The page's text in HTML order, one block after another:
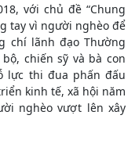
với chủ đề “Chung
tay vì người nghèo để
chí lãnh đạo Thường
chiến sỹ và bà con
lực thi đua phấn đấu
kinh tế, xã hội năm
nghèo vượt lên xây